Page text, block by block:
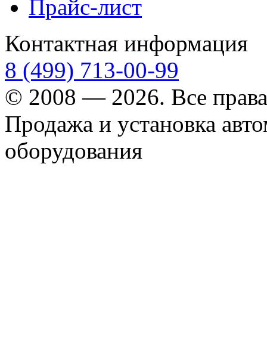
Прайс-лист
Контактная информация
8 (499) 713-00-99
© 2008 — 2026. Все
Продажа и установка
оборудования